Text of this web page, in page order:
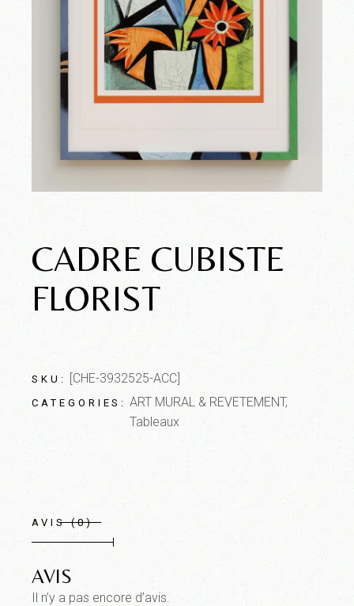
CADRE CUBISTE
FLORIST
SKU: [CHE-3932525-ACC]
CATEGORIES: ART MURAL & REVETEMENT,
Tableaux
AVIS (0)
AVIS
Il n’y a pas encore d’avis.